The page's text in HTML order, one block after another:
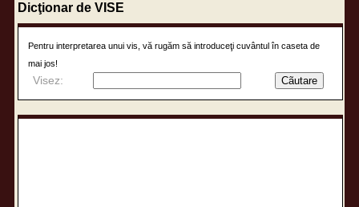
Dicţionar de VISE
Pentru interpretarea unui vis, vă rugăm să introduceţi cuvântul în caseta de
mai jos!
Visez: